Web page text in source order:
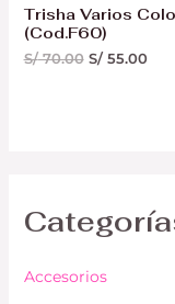
Accesorios
Trisha Varios
(Cod.F60)
S/70.00 S/55.00